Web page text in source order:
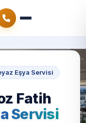
Eşya Servisi
Fatih
Servisi